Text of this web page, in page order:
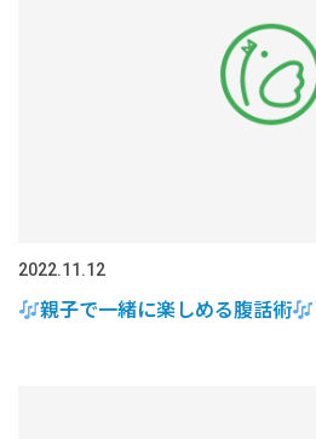
2022.11.12
親子で一緒に楽しめる腹話術